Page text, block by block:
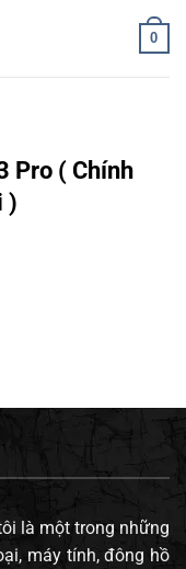
0
Pro ( Chính
)
là một trong những
máy tính, đông hồ